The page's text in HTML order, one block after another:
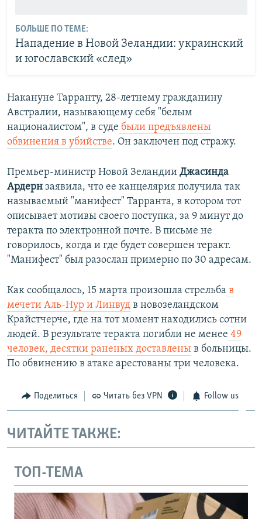
БОЛЬШЕ ПО ТЕМЕ:
Нападение в Новой Зеландии: украинский
и югославский «след»
Накануне Тарранту, 28-летнему гражданину
Австралии, называющему себя "белым
националистом", в суде были предъявлены
обвинения в убийстве. Он заключен под стражу.
Премьер-министр Новой Зеландии Джасинда
Ардерн заявила, что ее канцелярия получила так
называемый "манифест" Тарранта, в котором тот
описывает мотивы своего поступка, за 9 минут до
теракта по электронной почте. В письме не
говорилось, когда и где будет совершен теракт.
"Манифест" был разослан примерно по 30 адресам.
Как сообщалось, 15 марта произошла стрельба в
мечети Аль-Нур и Линвуд в новозеландском
Крайстчерче, где на тот момент находились сотни
людей. В результате теракта погибли не менее 49
человек, десятки раненых доставлены в больницы.
По обвинению в атаке арестованы три человека.
Поделиться Читать без VPN Follow us
ЧИТАЙТЕ ТАКЖЕ:
ТОП-ТЕМА